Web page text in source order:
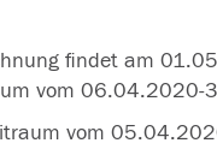
findet am
vom
vom